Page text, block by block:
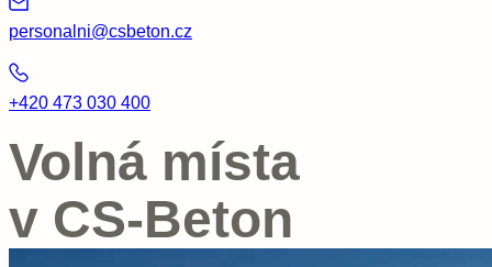
personalni@csbeton.cz
+420 473 030 400
Volná místa
v CS-Beton